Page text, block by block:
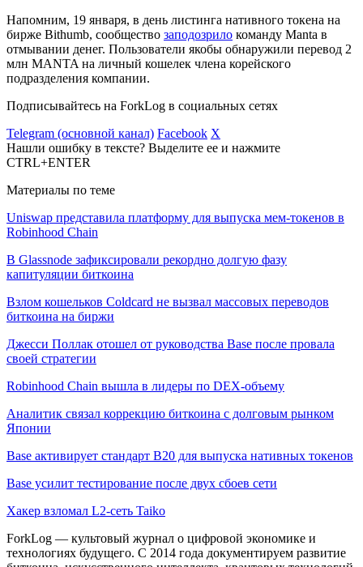
Напомним, 19 января, в день листинга нативного токена на
бирже Bithumb, сообщество заподозрило команду Manta в
отмывании денег. Пользователи якобы обнаружили перевод 2
млн MANTA на личный кошелек члена корейского
подразделения компании.
Подписывайтесь на ForkLog в социальных сетях
Telegram (основной канал) Facebook X
Нашли ошибку в тексте? Выделите ее и нажмите
CTRL+ENTER
Материалы по теме
Uniswap представила платформу для выпуска мем-токенов в
Robinhood Chain
В Glassnode зафиксировали рекордно долгую фазу
капитуляции биткоина
Взлом кошельков Coldcard не вызвал массовых переводов
биткоина на биржи
Джесси Поллак отошел от руководства Base после провала
своей стратегии
Robinhood Chain вышла в лидеры по DEX-объему
Аналитик связал коррекцию биткоина с долговым рынком
Японии
Base активирует стандарт B20 для выпуска нативных токенов
Base усилит тестирование после двух сбоев сети
Хакер взломал L2-сеть Taiko
ForkLog — культовый журнал о цифровой экономике и
технологиях будущего. С 2014 года документируем развитие